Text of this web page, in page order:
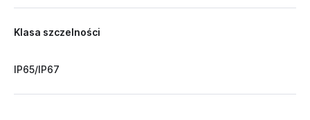
Klasa szczelności
IP65/IP67